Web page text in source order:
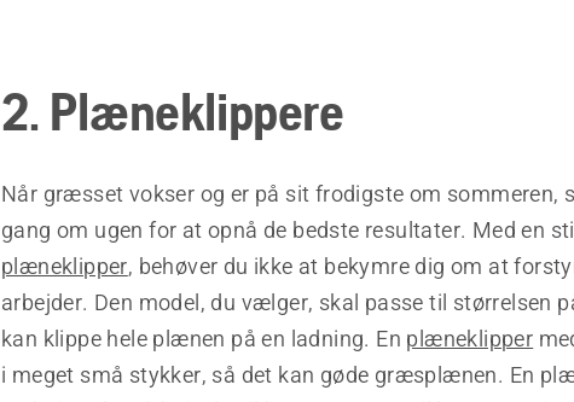
2. Plæneklippere
Når græsset vokser og er på sit frodigste om sommeren,
gang om ugen for at opnå de bedste resultater. Med en
plæneklipper, behøver du ikke at bekymre dig om at
arbejder. Den model, du vælger, skal passe til størrelsen
kan klippe hele plænen på en ladning. En plæneklipper
i meget små stykker, så det kan gøde græsplænen. En